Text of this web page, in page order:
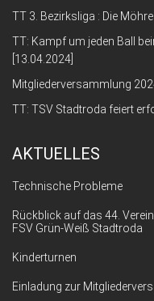
TT 3. Bezirksliga : Die
TT: Kampf um jeden Ball
[13.04.2024]
Mitgliederversammlung
TT: TSV Stadtroda feiert
AKTUELLES
Technische Probleme
Rückblick auf das 44.
FSV Grün-Weiß Stadtroda
Kinderturnen
Einladung zur